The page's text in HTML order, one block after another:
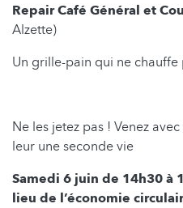
Repair Café Général et
Alzette)
Un grille-pain qui ne
Ne les jetez pas ! Venez
leur une seconde vie
Samedi 6 juin de 14h30 à
lieu de l’économie